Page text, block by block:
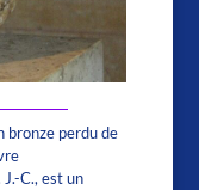
bronze perdu de
C., est un